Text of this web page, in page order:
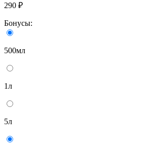
290 ₽
Бонусы:
500мл
1л
5л